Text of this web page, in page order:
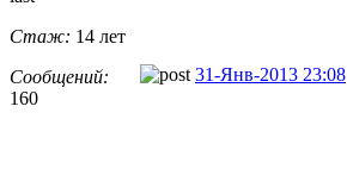
Стаж: 14 лет
Сообщений:
160
31-Янв-2013 23:08